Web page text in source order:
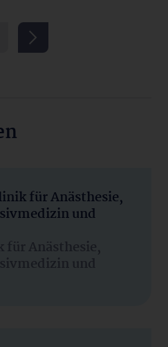
für Anästhesie,
und
Anästhesie,
und